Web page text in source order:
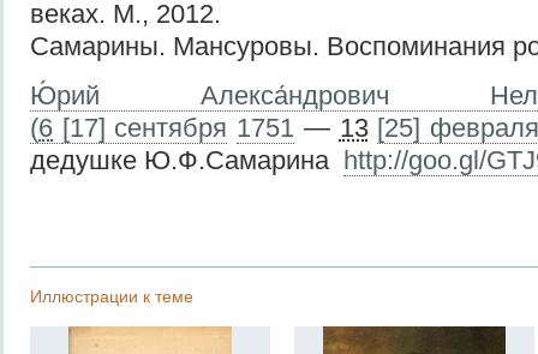
веках. М., 2012.
Самарины. Мансуровы. Воспоминания
Ю́рий Алекса́ндрович
(6 [17] сентября 1751 — 13 [25]
дедушке Ю.Ф.Самарина http://goo.gl/
Иллюстрации к теме